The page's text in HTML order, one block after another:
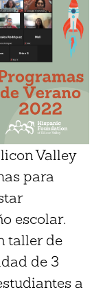
Valley
para
escolar.
taller de
de 3
a